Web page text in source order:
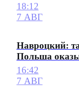
18:12
7 АВГ
Навроцкий:
Польша
16:42
7 АВГ